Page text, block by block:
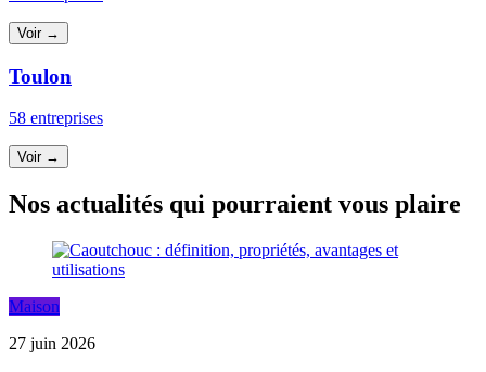
Voir →
Toulon
58 entreprises
Voir →
Nos actualités qui pourraient vous plaire
Maison
27 juin 2026